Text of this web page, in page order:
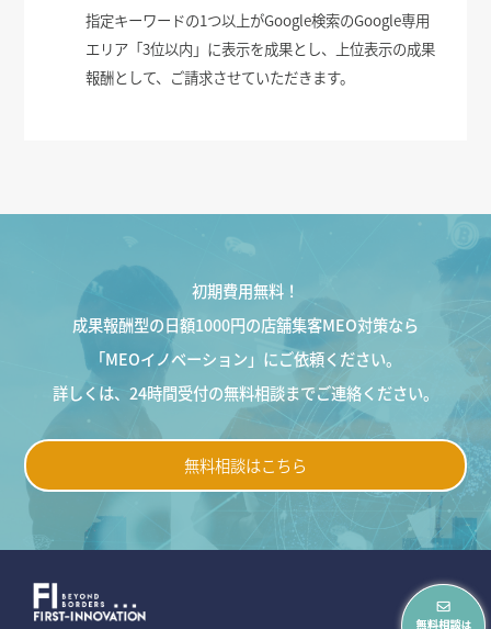
指定キーワードの1つ以上がGoogle検索のGoogle専用
エリア「3位以内」に表示を成果とし、上位表示の成果
報酬として、ご請求させていただきます。
初期費用無料！
成果報酬型の日額1000円の店舗集客MEO対策なら
「MEOイノベーション」にご依頼ください。
詳しくは、24時間受付の無料相談までご連絡ください。
無料相談はこちら